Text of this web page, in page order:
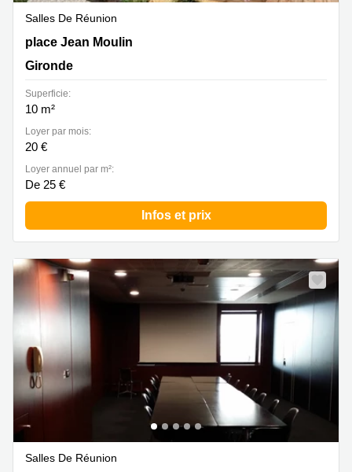
Salles De Réunion
23 place Jean Moulin , Gironde
place Jean Moulin
Gironde
Superficie:
10 m²
Loyer par mois:
20 €
Loyer annuel par m²:
De 25 €
Infos et prix
Salles De Réunion